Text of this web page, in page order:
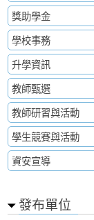
獎助學金
學校事務
升學資訊
教師甄選
教師研習與活動
學生競賽與活動
資安宣導
發布單位